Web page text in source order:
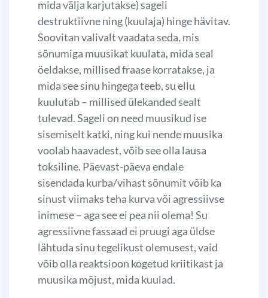
mida välja karjutakse) sageli
destruktiivne ning (kuulaja) hinge hävitav.
Soovitan valivalt vaadata seda, mis
sõnumiga muusikat kuulata, mida seal
öeldakse, millised fraase korratakse, ja
mida see sinu hingega teeb, su ellu
kuulutab – millised ülekanded sealt
tulevad. Sageli on need muusikud ise
sisemiselt katki, ning kui nende muusika
voolab haavadest, võib see olla lausa
toksiline. Päevast-päeva endale
sisendada kurba/vihast sõnumit võib ka
sinust viimaks teha kurva või agressiivse
inimese – aga see ei pea nii olema! Su
agressiivne fassaad ei pruugi aga üldse
lähtuda sinu tegelikust olemusest, vaid
võib olla reaktsioon kogetud kriitikast ja
muusika mõjust, mida kuulad.